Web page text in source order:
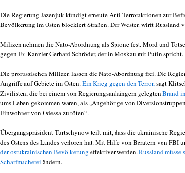
Die Regierung Jazenjuk kündigt erneute Anti-Terroraktionen zur
Bevölkerung im Osten blockiert Straßen. Der Westen wirft Russland
Milizen nehmen die Nato-Abordnung als Spione fest. Mord und
gegen Ex-Kanzler Gerhard Schröder, der in Moskau mit Putin spricht.
Die prorussischen Milizen lassen die Nato-Abordnung frei. Die
Angriffe auf Gebiete im Osten. Ein Krieg gegen den Terror, sagt
Zivilisten, die bei einem von Regierungsanhängern gelegten Brand
ums Leben gekommen waren, als „Angehörige von
Einwohner von Odessa zu töten“.
Übergangspräsident Turtschynow teilt mit, dass die ukrainische
des Ostens des Landes verloren hat. Mit Hilfe von Beratern von FBI
der ostukrainischen Bevölkerung effektiver werden. Russland müsse
Scharfmacherei ändern.